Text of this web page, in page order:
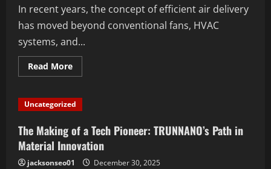
In recent years, the concept of efficient air delivery
has moved beyond conventional fans, HVAC
systems, and...
Read MoreRead
more
Airpuffs
in
Advancing
Comfort
and
Energy
Efficiency
Uncategorized
The Making of a Tech Pioneer: TRUNNANO’s Path in
Material Innovation
jacksonseo01 December 30, 2025